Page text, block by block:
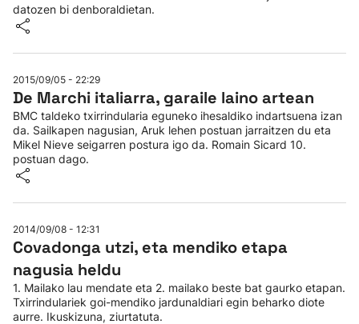
datozen bi denboraldietan.
2015/09/05 - 22:29
De Marchi italiarra, garaile laino artean
BMC taldeko txirrindularia eguneko ihesaldiko indartsuena izan
da. Sailkapen nagusian, Aruk lehen postuan jarraitzen du eta
Mikel Nieve seigarren postura igo da. Romain Sicard 10.
postuan dago.
2014/09/08 - 12:31
Covadonga utzi, eta mendiko etapa
nagusia heldu
1. Mailako lau mendate eta 2. mailako beste bat gaurko etapan.
Txirrindulariek goi-mendiko jardunaldiari egin beharko diote
aurre. Ikuskizuna, ziurtatuta.